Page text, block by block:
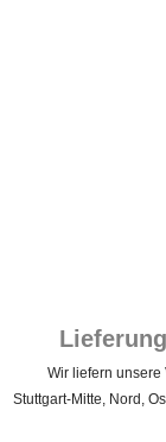
Wir liefern unsere
Stuttgart‑Mitte, Nord,